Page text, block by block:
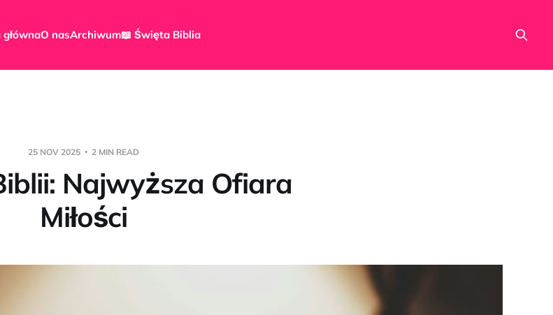
O nasArchiwum📖 Święta Biblia
25 NOV 2025 2 MIN READ
Najwyższa Ofiara
Miłości